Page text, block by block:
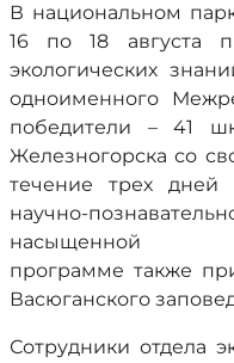
В национальном
16 по 18 августа
экологических
одноименного
победители – 41
Железногорска со
течение трех дней
научно-
насыщенной
программе также
Васюганского
Сотрудники отдела